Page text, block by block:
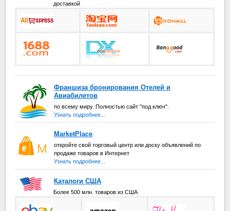
доставкой
Франшиза бронирования Отелей и
Авиабилетов
по всему миру. Полностью сайт "под ключ".
Узнать подробнее...
MarketPlace
откройте свой торговый центр или доску объявлений по
продаже товаров в Интернет
Узнать подробнее...
Каталоги США
Более 500 млн. товаров из США